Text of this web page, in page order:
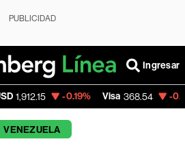
PUBLICIDAD
Ingresar
-0.19% Visa 368.54 -0.28%
VENEZUELA